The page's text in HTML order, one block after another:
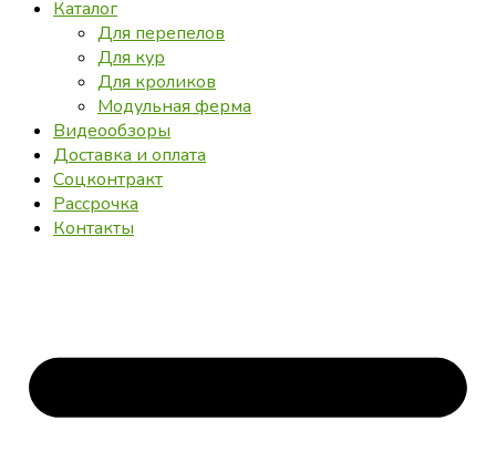
Каталог
Для перепелов
Для кур
Для кроликов
Модульная ферма
Видеообзоры
Доставка и оплата
Соцконтракт
Рассрочка
Контакты